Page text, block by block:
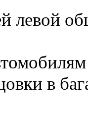
левой
в